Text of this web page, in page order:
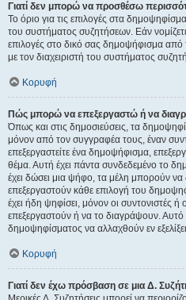
Γιατί δεν μπορώ να προσθέσω
Το όριο για τις επιλογές στα
του συστήματος συζητήσεων. Εάν νομίζετε
επιλογές στο δικό σας δημοψήφισμα από
με τον διαχειριστή του συστήματος
Κορυφή
Πώς μπορώ να επεξεργαστώ ή να
Όπως και στις δημοσιεύσεις, τα
μόνον από τον συγγραφέα τους, έναν
επεξεργαστείτε ένα δημοψήφισμα,
θέμα. Αυτή έχει πάντα συνδεδεμένο το
έχει δώσει μια ψήφο, τα μέλη μπορούν
επεξεργαστούν κάθε επιλογή του
έχει ήδη ψηφίσει, μόνον οι συντονιστές ή
επεξεργαστούν ή να το διαγράψουν. Αυτό
δημοψηφίσματος να αλλαχθούν εν
Κορυφή
Γιατί δεν έχω πρόσβαση σε μια Δ.